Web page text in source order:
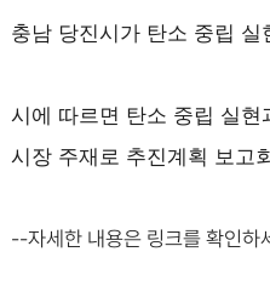
충남 당진시가 탄소 중립
시에 따르면 탄소 중립 실
시장 주재로 추진계획 보고
--자세한 내용은 링크를 확인하